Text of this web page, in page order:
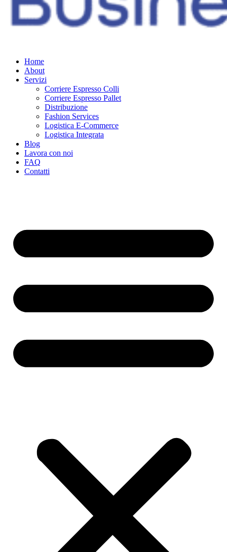
Home
About
Servizi
Corriere Espresso Colli
Corriere Espresso Pallet
Distribuzione
Fashion Services
Logistica E-Commerce
Logistica Integrata
Blog
Lavora con noi
FAQ
Contatti